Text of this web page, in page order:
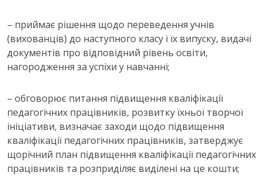
– приймає рішення щодо переведення учнів
(вихованців) до наступного класу і їх випуску, видачі
документів про відповідний рівень освіти,
нагородження за успіхи у навчанні;
– обговорює питання підвищення кваліфікації
педагогічних працівників, розвитку їхньої творчої
ініціативи, визначає заходи щодо підвищення
кваліфікації педагогічних працівників, затверджує
щорічний план підвищення кваліфікації педагогічних
працівників та розприділяє виділені на це кошти;